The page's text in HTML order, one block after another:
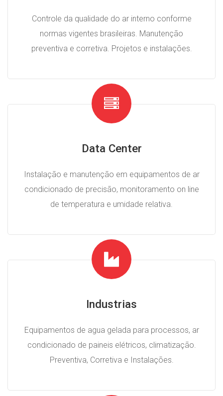
Controle da qualidade do ar interno conforme
normas vigentes brasileiras. Manutenção
preventiva e corretiva. Projetos e instalações.
Data Center
Instalação e manutenção em equipamentos de ar
condicionado de precisão, monitoramento on line
de temperatura e umidade relativa.
Industrias
Equipamentos de agua gelada para processos, ar
condicionado de paineis elétricos, climatização.
Preventiva, Corretiva e Instalações.